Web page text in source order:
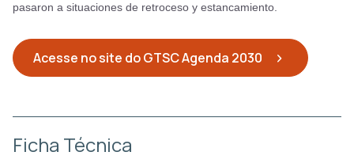
pasaron a situaciones de retroceso y estancamiento.
Acesse no site do GTSC Agenda 2030
Ficha Técnica